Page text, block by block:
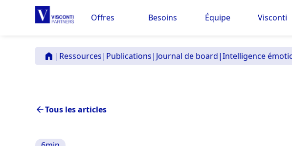
Offres Besoins Équipe Visconti
| Ressources| Publications| Journal de board|Intelligence
Tous les articles